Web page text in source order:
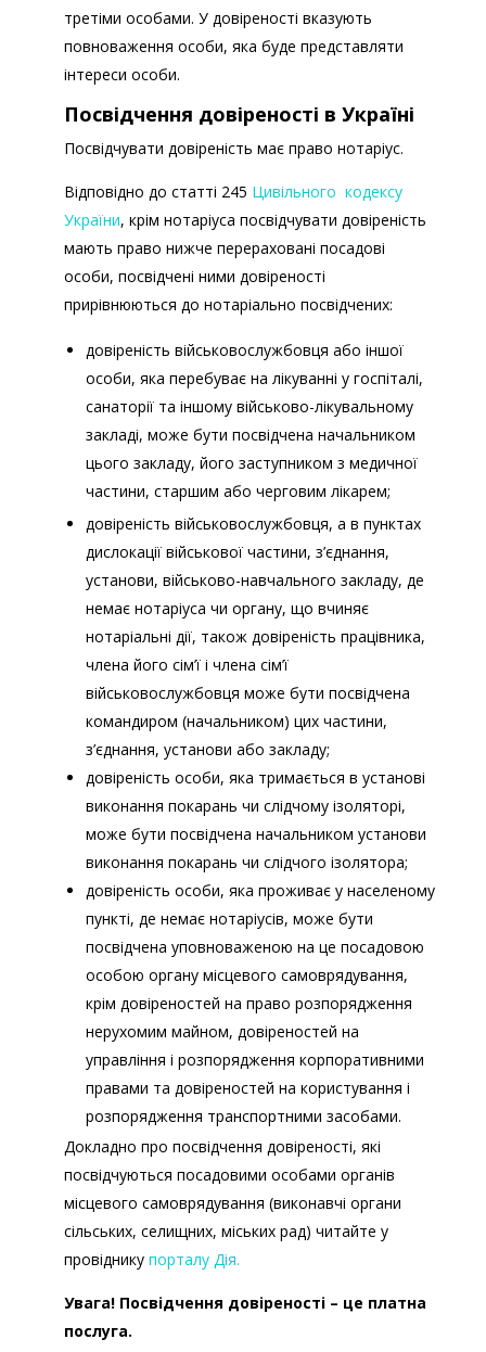
перебувають за межами України, документів
про базову середню, повну загальну середню
та професійну (професійно-технічну) освіту,
виданих в умовах воєнного стану в Україні
третіми особами. У довіреності вказують
повноваження особи, яка буде представляти
інтереси особи.
Посвідчення довіреності в Україні
Посвідчувати довіреність має право нотаріус.
Відповідно до статті 245 Цивільного кодексу
України, крім нотаріуса посвідчувати довіреність
мають право нижче перераховані посадові
особи, посвідчені ними довіреності
прирівнюються до нотаріально посвідчених:
довіреність військовослужбовця або іншої
особи, яка перебуває на лікуванні у госпіталі,
санаторії та іншому військово-лікувальному
закладі, може бути посвідчена начальником
цього закладу, його заступником з медичної
частини, старшим або черговим лікарем;
довіреність військовослужбовця, а в пунктах
дислокації військової частини, з’єднання,
установи, військово-навчального закладу, де
немає нотаріуса чи органу, що вчиняє
нотаріальні дії, також довіреність працівника,
члена його сім’ї і члена сім’ї
військовослужбовця може бути посвідчена
командиром (начальником) цих частини,
з’єднання, установи або закладу;
довіреність особи, яка тримається в установі
виконання покарань чи слідчому ізоляторі,
може бути посвідчена начальником установи
виконання покарань чи слідчого ізолятора;
довіреність особи, яка проживає у населеному
пункті, де немає нотаріусів, може бути
посвідчена уповноваженою на це посадовою
особою органу місцевого самоврядування,
крім довіреностей на право розпорядження
нерухомим майном, довіреностей на
управління і розпорядження корпоративними
правами та довіреностей на користування і
розпорядження транспортними засобами.
Докладно про посвідчення довіреності, які
посвідчуються посадовими особами органів
місцевого самоврядування (виконавчі органи
сільських, селищних, міських рад) читайте у
провіднику порталу Дія.
Увага!Посвідчення довіреності – це платна
послуга.